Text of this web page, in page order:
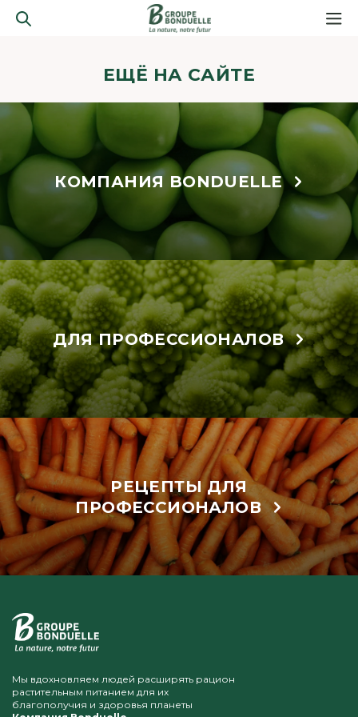
ЕЩЁ НА САЙТЕ
КОМПАНИЯ BONDUELLE
ДЛЯ ПРОФЕССИОНАЛОВ
РЕЦЕПТЫ ДЛЯ
ПРОФЕССИОНАЛОВ
Мы вдохновляем людей расширять рацион
растительным питанием для их
благополучия и здоровья планеты